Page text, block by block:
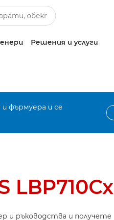
Решения и услуги
фърмуера и се
LBP710Cx
и ръководства и получете